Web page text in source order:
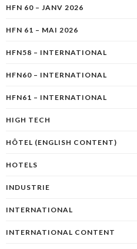
HFN 60 – JANV 2026
HFN 61 – MAI 2026
HFN58 – INTERNATIONAL
HFN60 – INTERNATIONAL
HFN61 – INTERNATIONAL
HIGH TECH
HÔTEL (ENGLISH CONTENT)
HOTELS
INDUSTRIE
INTERNATIONAL
INTERNATIONAL CONTENT